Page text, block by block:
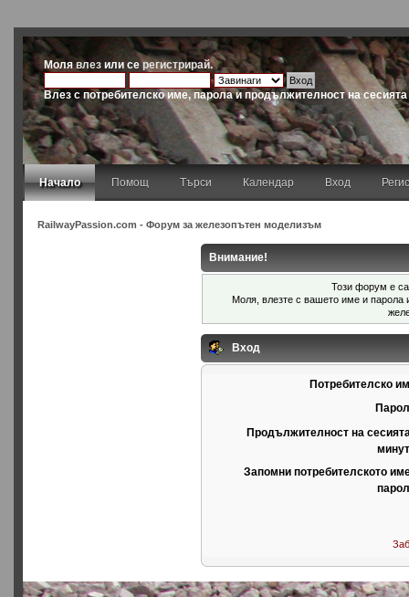
Молявлез или серегистрирай.
Влез с потребителско име, парола и продължителност на сесията
Начало Помощ Търси Календар Вход
RailwayPassion.com - Форум за железопътен моделизъм
Внимание!
Този форум е
Моля, влезте с вашето име и парола
Вход
Потребителско
Продължителност на
Запомни потребителското